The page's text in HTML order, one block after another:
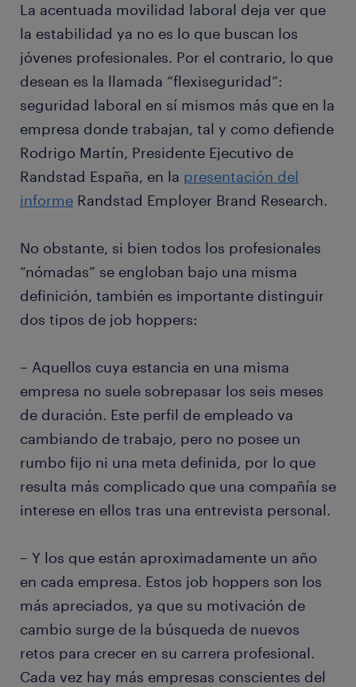
La acentuada movilidad laboral deja ver que
la estabilidad ya no es lo que buscan los
jóvenes profesionales. Por el contrario, lo que
desean es la llamada “flexiseguridad”:
seguridad laboral en sí mismos más que en la
empresa donde trabajan, tal y como defiende
Rodrigo Martín, Presidente Ejecutivo de
Randstad España, en la presentación del
informe Randstad Employer Brand Research.
No obstante, si bien todos los profesionales
“nómadas” se engloban bajo una misma
definición, también es importante distinguir
dos tipos de job hoppers:
– Aquellos cuya estancia en una misma
empresa no suele sobrepasar los seis meses
de duración. Este perfil de empleado va
cambiando de trabajo, pero no posee un
rumbo fijo ni una meta definida, por lo que
resulta más complicado que una compañía se
interese en ellos tras una entrevista personal.
– Y los que están aproximadamente un año
en cada empresa. Estos job hoppers son los
más apreciados, ya que su motivación de
cambio surge de la búsqueda de nuevos
retos para crecer en su carrera profesional.
Cada vez hay más empresas conscientes del